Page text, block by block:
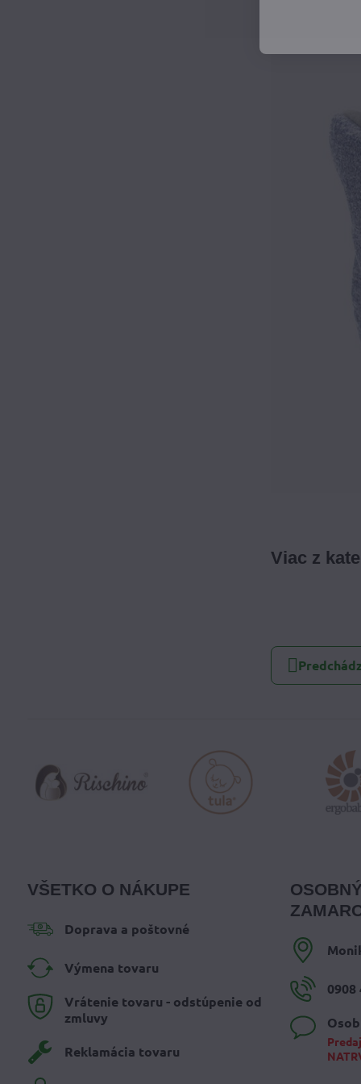
Viac z
VŠETKO O NÁKUPE
Doprava a poštovné
Výmena tovaru
Vrátenie tovaru - odstúpenie od
zmluvy
Reklamácia tovaru
0908